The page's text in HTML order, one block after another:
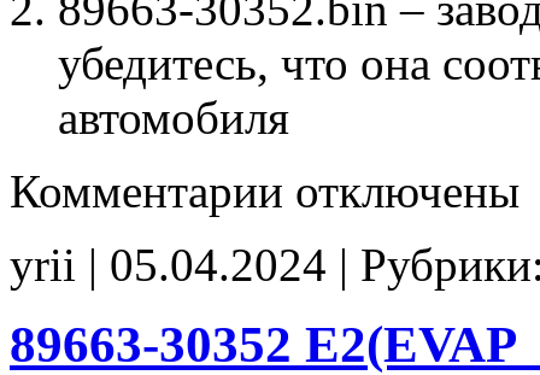
убедитесь, что она
автомобиля
Комментарии записи
Stage1
E2(EVAP_off)
отключены
yrii | 05.04.2024 |
89663-30352